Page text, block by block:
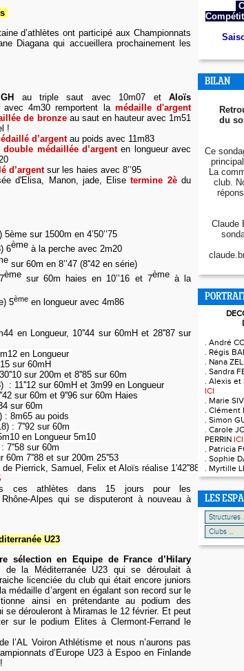
d’athlètes ont participé aux Championnats
Diagana qui accueillera prochainement les
au triple saut avec 10m07 etAloïs
4m30 remportent la médaille d'argent
de bronze au saut en hauteur avec 1m51
!
d’argentau poids avec 11m83
double médaillée d’argenten longueur avec
d’argent sur les haies avec 8’’95
d'Elisa, Manon, jade, Elise termine 2èdu
5ème sur 1500m en 4’50’’75
6ème à la perche avec 2m20
sur 60m en 8’’47 (8''42 en série)
èmesur 60m haies en 10’’16 et 7èmeà la
5ème en longueur avec 4m86
en Longueur, 10''44 sur 60mH et 28''87 sur
en Longueur
sur 60mH
sur 200m et 8''85 sur 60m
: 11''12 sur 60mH et 3m99 en Longueur
sur 60m et 9''96 sur 60m Haies
sur 60m
: 8m65 au poids
: 7''92 sur 60m
en Longueur 5m10
7''58 sur 60m
60m 7''88 et sur 200m 25''53
de Pierrick, Samuel, Felix et Aloïs réalise 1'42''88 sur le 4*1
ces athlètes dans 15 jours pour les
Rhône-Alpes qui se disputeront à nouveau à
U23
sélection en Equipe de France d’Hilary
de la Méditerranée U23 qui se déroulait à
licenciée du club qui était encore juniors
médaille d’argent en égalant son record sur le
ainsi en prétendante au podium des
se dérouleront à Miramas le 12 février. Et peut
sur le podium Elites à Clermont-Ferrand le
l’AL Voiron Athlétisme et nous n’aurons pas
d’Europe U23 à Espoo en Finlande
BILAN
du
Ce
La
club.
Claude
. André
. Régis
. Nana
. Sandra
. Alexis et
ICI
. Marie
. Clément
. Simon
. Carole
PERRIN ICI
. Patricia
. Sophie
. Myrtille
LES